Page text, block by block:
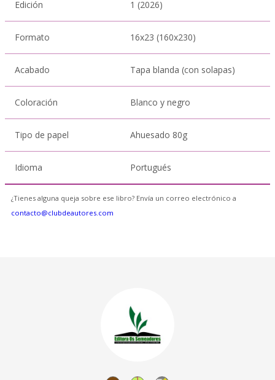
Edición 1 (2026)
Formato 16x23 (160x230)
Acabado Tapa blanda (con solapas)
Coloración Blanco y negro
Tipo de papel Ahuesado 80g
Idioma Portugués
¿Tienes alguna queja sobre ese libro? Envía un correo electrónico a
contacto@clubdeautores.com